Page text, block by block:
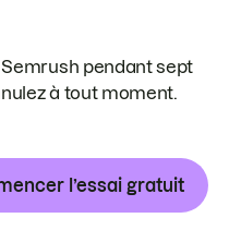
Semrush pendant sept
à tout moment.
l’essai gratuit